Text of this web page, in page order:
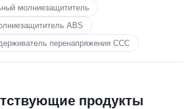
молниезащититель
ABS
перенапряжения CCC
продукты